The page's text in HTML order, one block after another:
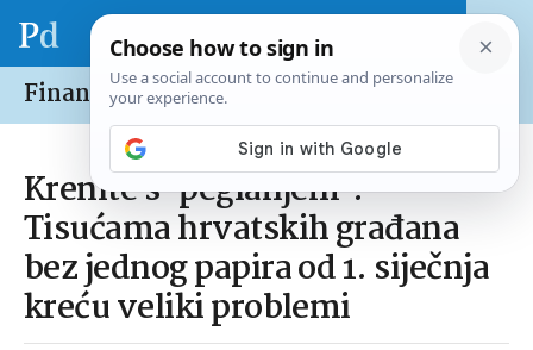
Financije /Nekretnine
Krenite s ‘peglanjem’:
Tisućama hrvatskih građana
bez jednog papira od 1. siječnja
kreću veliki problemi